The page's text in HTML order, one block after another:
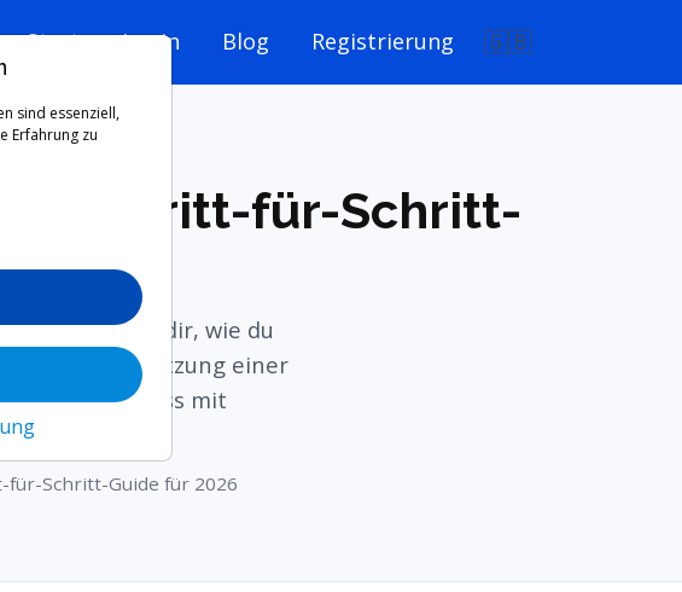
Start Login Blog Registrierung 🇬🇧
Schritt-für-Schritt-
Guide zeigt dir, wie du
der Unterstützung einer
Schluss mit
für-Schritt-Guide für 2026
sind essenziell,
Erfahrung zu